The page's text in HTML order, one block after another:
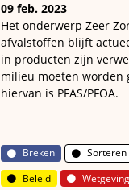
09 feb. 2023
Het onderwerp Zeer
afvalstoffen blijft
in producten zijn
milieu moeten worden
hiervan is PFAS/PFOA.
Breken Sorteren
Beleid
Wetgeving